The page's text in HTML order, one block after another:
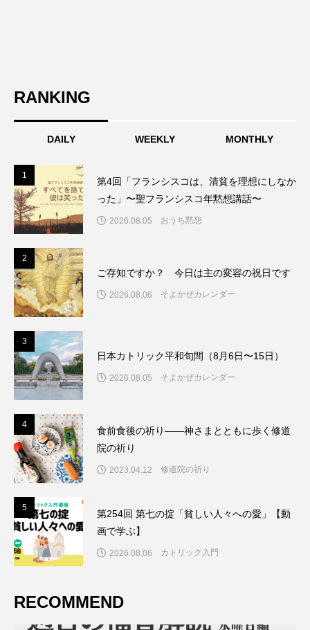
RANKING
DAILY WEEKLY MONTHLY
1
第4回「フランシスコは、清貧を理想にしなか
った」〜聖フランシスコ年黙想講話〜
2026.08.05 おうち黙想
2
ご存知ですか？ 今日は主の変容の祝日です
2026.08.06 そよかぜカレンダー
3
日本カトリック平和旬間（8月6日〜15日）
2026.08.05 そよかぜカレンダー
4
食前食後の祈り――神さまとともに歩く修道
院の祈り
2023.04.12 修道院の祈り
5
第254回 第七の掟「貧しい人々への愛」【動
画で学ぶ】
2026.08.06 カトリック入門
RECOMMEND